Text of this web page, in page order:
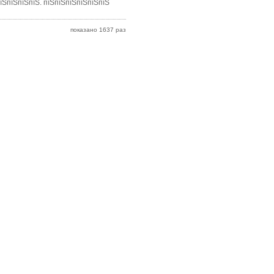
пїЅпїЅпїЅпїЅпїЅпїЅ
показано 1637 раз